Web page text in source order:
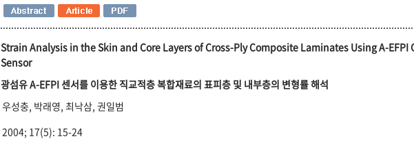
Strain Analysis in the Skin and Core Layers of Cross-Ply Composite Laminates Using A-EFPI
Sensor
광섬유 A-EFPI 센서를 이용한 직교적층 복합재료의 표피층 및 내부층의 변형률 해석
우성충, 박래영, 최낙삼, 권일범
2004; 17(5): 15-24